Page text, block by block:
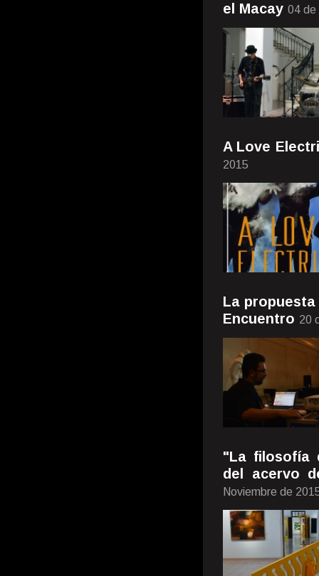
el Macay 04 de
A Love
2015
La
Encuentro 20
"La filosofía
del acervo
Noviembre de